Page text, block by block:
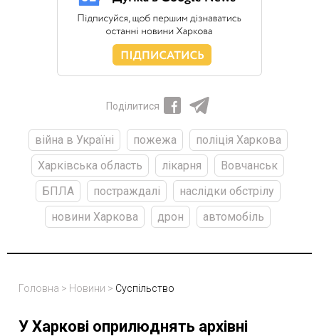
Поділитися
війна в Україні пожежа
поліція Харкова
Харківська область
лікарня
Вовчанськ
БПЛА
постраждалі
наслідки обстрілу
новини Харкова
дрон автомобіль
Головна > Новини > Суспільство
У Харкові оприлюднять архівні